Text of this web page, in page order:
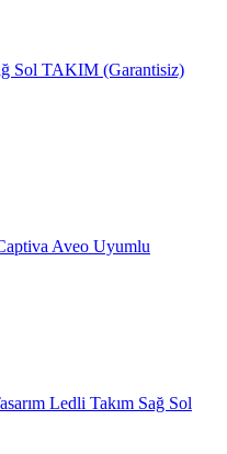
Sol TAKIM (Garantisiz)
Aveo Uyumlu
Ledli Takım Sağ Sol